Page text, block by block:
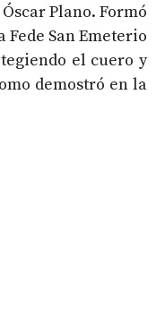
Plano. Formó
San Emeterio
el cuero y
demostró en la